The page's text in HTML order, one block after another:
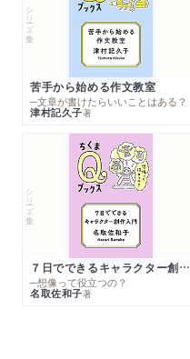
シリーズ・全集
苦手から始める作文教室
─文章が書けたらいいことはある？
津村記久子著
シリーズ・全集
７日でできるキャラクター創作入門
─想像って役立つの？
名取佐和子著